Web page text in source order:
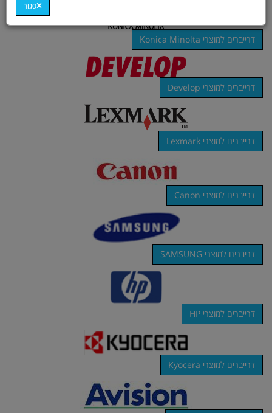
דרייברים למוצרי Konica Minolta
דרייברים למוצרי Develop
דרייברים למוצרי Lexmark
דרייברים למוצרי Canon
דריברים למוצרי SAMSUNG
דרייברים למוצרי HP
דרייברים למוצרי Kyocera
סגור